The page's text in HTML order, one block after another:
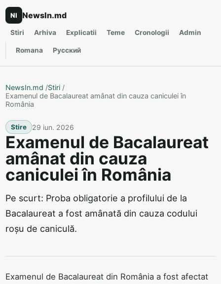
NI NewsIn.md
Stiri Arhiva Explicatii Teme Cronologii Admin
Romana Русский
NewsIn.md /Stiri /
Examenul de Bacalaureat amânat din cauza caniculei în
România
Stire 29 iun. 2026
Examenul de Bacalaureat
amânat din cauza
caniculei în România
Pe scurt: Proba obligatorie a profilului de la
Bacalaureat a fost amânată din cauza codului
roșu de caniculă.
Examenul de Bacalaureat din România a fost afectat